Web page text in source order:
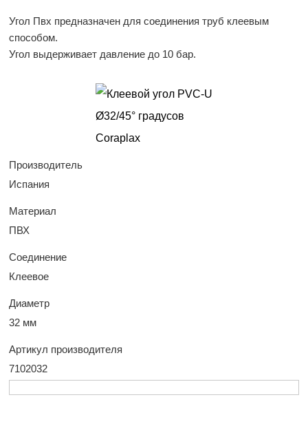
Угол Пвх предназначен для соединения труб клеевым
способом.
Угол выдерживает давление до 10 бар.
Производитель
Испания
Материал
ПВХ
Соединение
Клеевое
Диаметр
32 мм
Артикул производителя
7102032